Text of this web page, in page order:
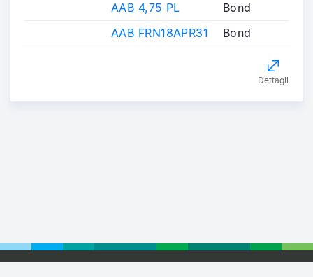
AAB 4,75 PL
Bond
AAB FRN18APR31
Bond
Dettagli